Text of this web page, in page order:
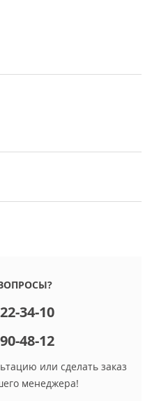
34-10
48-12
или сделать заказ
менеджера!